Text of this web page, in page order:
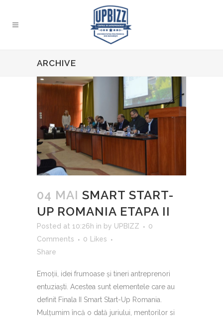
ARCHIVE
04 MAI SMART START-
UP ROMANIA ETAPA II
Posted at 10:26h in by UPBIZZ
0
Comments
0 Likes
Share
Emoții, idei frumoase și tineri antreprenori
entuziaști. Acestea sunt elementele care au
definit Finala II Smart Start-Up Romania.
Mulțumim încă o dată juriului, mentorilor si